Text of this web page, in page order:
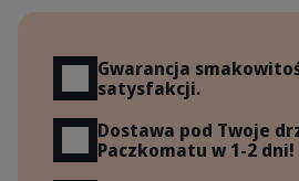
Gwarancja
satysfakcji.
Dostawa pod Twoje
Paczkomatu w 1-2 dni!